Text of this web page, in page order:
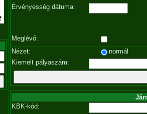
Érvényesség dátuma:
Meglévő:
Nézet:
normál
Kiemelt pályaszám:
KBK-kód: